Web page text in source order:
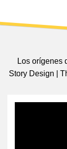
Los orígenes
Story Design |